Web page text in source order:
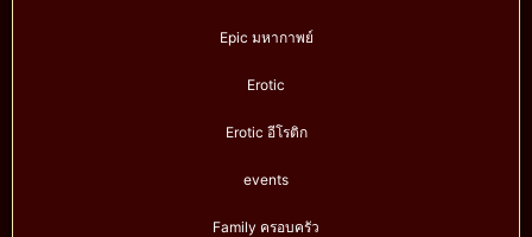
Epic มหากาพย์
Erotic
Erotic อีโรติก
events
Family ครอบครัว